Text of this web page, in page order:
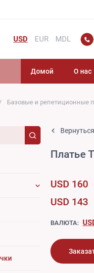
USD EUR MDL
Домой О нас
Базовые и репетиционные
Платье
USD 160
USD 143
ВАЛЮТА: